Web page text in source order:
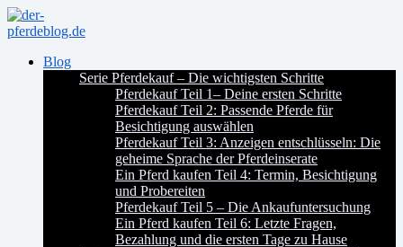
Blog
Serie Pferdekauf – Die wichtigsten Schritte
Pferdekauf Teil 1– Deine ersten Schritte
Pferdekauf Teil 2: Passende Pferde für
Besichtigung auswählen
Pferdekauf Teil 3: Anzeigen entschlüsseln: Die
geheime Sprache der Pferdeinserate
Ein Pferd kaufen Teil 4: Termin, Besichtigung
und Probereiten
Pferdekauf Teil 5 – Die Ankaufuntersuchung
Ein Pferd kaufen Teil 6: Letzte Fragen,
Bezahlung und die ersten Tage zu Hause